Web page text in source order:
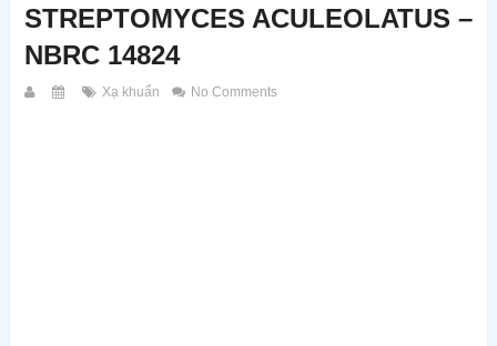
STREPTOMYCES ACULEOLATUS –
NBRC 14824
Xạ khuẩn No Comments